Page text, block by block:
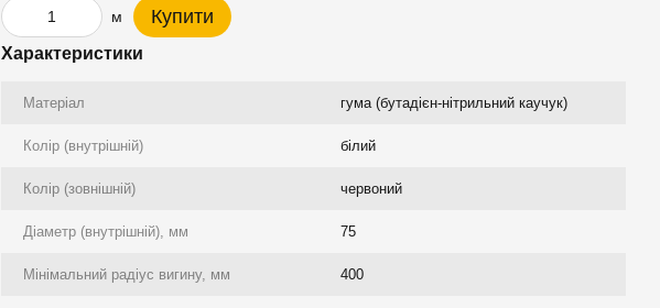
м Купити
Характеристики
Матеріал гума (бутадієн-нітрильний каучук)
Колір (внутрішній) білий
Колір (зовнішній) червоний
Діаметр (внутрішній), мм 75
Мінімальний радіус вигину, мм 400